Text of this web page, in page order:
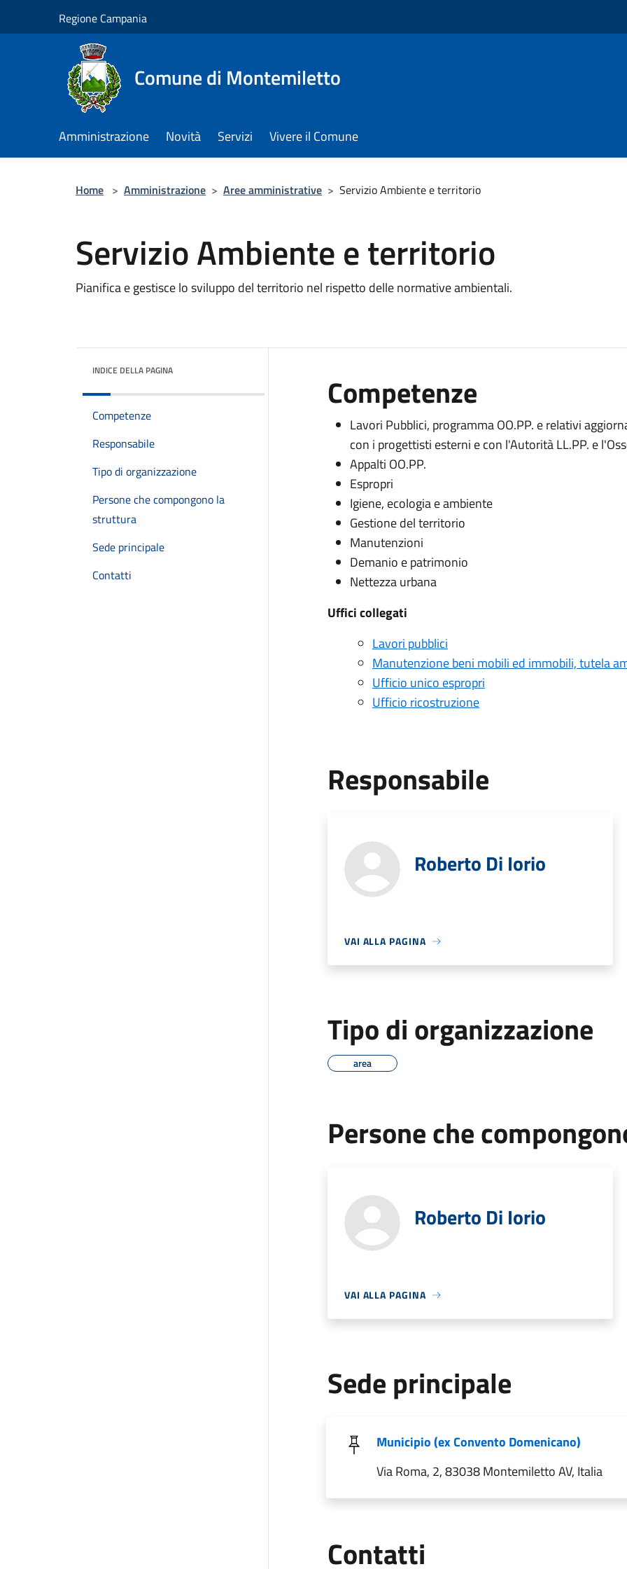
Regione Campania
Comune di Montemiletto
Amministrazione Novità Servizi Vivere il Comune
Home > Amministrazione > Aree amministrative > Servizio Ambiente e territorio
Servizio Ambiente e territorio
Pianifica e gestisce lo sviluppo del territorio nel rispetto delle normative ambientali.
INDICE DELLA PAGINA
Competenze
Responsabile
Tipo di organizzazione
Persone che compongono la
struttura
Sede principale
Contatti
Competenze
Lavori Pubblici, programma OO.PP. e relativi
con i progettisti esterni e con l'Autorità LL.PP. e
Appalti OO.PP.
Espropri
Igiene, ecologia e ambiente
Gestione del territorio
Manutenzioni
Demanio e patrimonio
Nettezza urbana
Uffici collegati
Lavori pubblici
Manutenzione beni mobili ed immobili, tutela
Ufficio unico espropri
Ufficio ricostruzione
Responsabile
Roberto Di Iorio
VAI ALLA PAGINA
Tipo di organizzazione
area
Persone che
Roberto Di Iorio
VAI ALLA PAGINA
Sede principale
Municipio (ex Convento Domenicano)
Via Roma, 2, 83038 Montemiletto AV, Italia
Contatti